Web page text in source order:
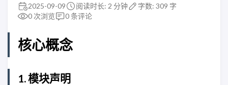
2025-09-09 阅读时长: 2 分钟
字数: 309 字
0 次浏览 0条评论
核心概念
1. 模块声明